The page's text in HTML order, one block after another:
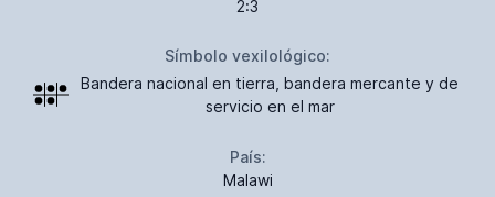
2:3
Símbolo vexilológico:
Bandera nacional en tierra, bandera mercante y de
servicio en el mar
País:
Malawi